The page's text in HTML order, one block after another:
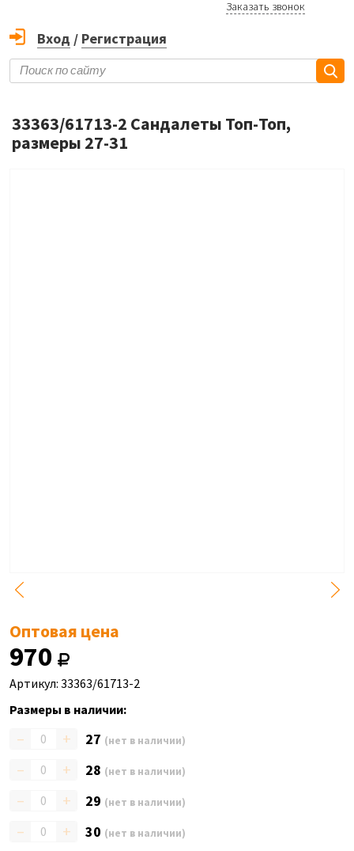
Заказать звонок
Вход / Регистрация
33363/61713-2 Сандалеты Топ-Топ,
размеры 27-31
Оптовая цена
970
Артикул: 33363/61713-2
Размеры в наличии:
– + 27 (нет в наличии)
– + 28 (нет в наличии)
– + 29 (нет в наличии)
– + 30 (нет в наличии)